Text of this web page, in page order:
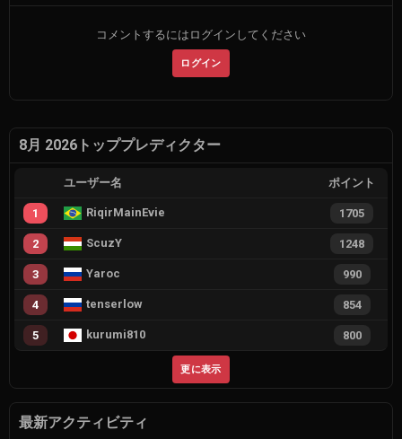
コメントするにはログインしてください
ログイン
8月 2026トッププレディクター
ユーザー名 ポイント
1 RiqirMainEvie 1705
2 ScuzY 1248
3 Yaroc 990
4 tenserlow 854
5 kurumi810 800
更に表示
最新アクティビティ